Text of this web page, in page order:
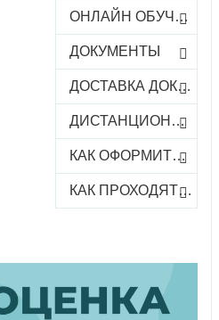
ОНЛАЙН ОБУЧЕНИЕ
ДОКУМЕНТЫ
ДОСТАВКА ДОКУМЕНТОВ
ДИСТАНЦИОННОЕ ОБУЧЕНИЕ
КАК ОФОРМИТЬ ЗАКАЗ КУРСА
КАК ПРОХОДЯТ ОНЛАЙН-КУРСЫ